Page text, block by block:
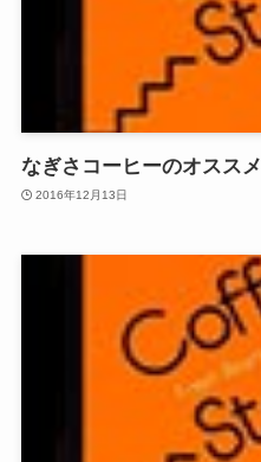
なぎさコーヒーのオススメ
2016年12月13日